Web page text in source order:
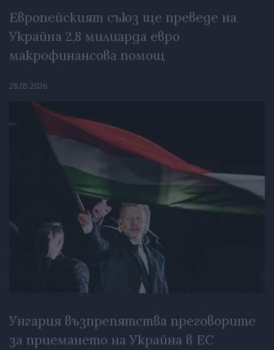
Европейският съюз ще преведе на
Украйна 2,8 милиарда евро
макрофинансова помощ
28.05.2026
Унгария възпрепятства преговорите
за приемането на Украйна в ЕС